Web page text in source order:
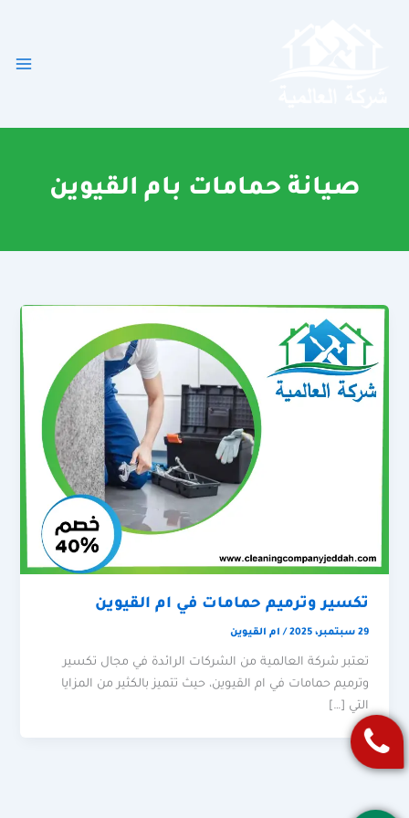
صيانة حمامات بام القيوين
تكسير وترميم حمامات في ام القيوين
29 سبتمبر، 2025 / ام القيوين
تعتبر شركة العالمية من الشركات الرائدة في مجال تكسير
وترميم حمامات في ام القيوين، حيث تتميز بالكثير من المزايا
التي […]